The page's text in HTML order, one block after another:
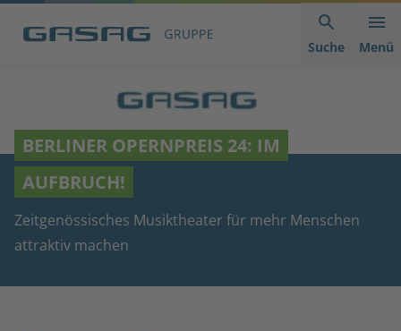
anspringen
der
anspringen
Suche Menü
BERLINER OPERNPREIS 24: IM
AUFBRUCH!
Zeitgenössisches Musiktheater für mehr Menschen
attraktiv machen